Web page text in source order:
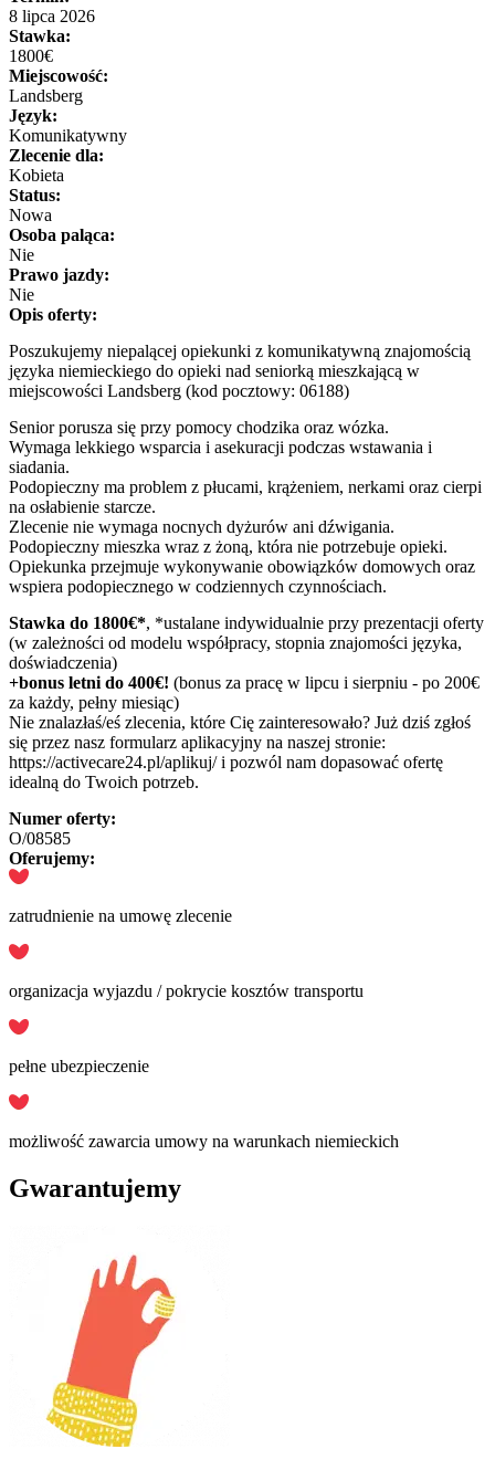
8 lipca 2026
Stawka:
1800€
Miejscowość:
Landsberg
Język:
Komunikatywny
Zlecenie dla:
Kobieta
Status:
Nowa
Osoba paląca:
Nie
Prawo jazdy:
Nie
Opis oferty:
Poszukujemy niepalącej opiekunki z komunikatywną znajomością
języka niemieckiego do opieki nad seniorką mieszkającą w
miejscowości Landsberg (kod pocztowy: 06188)
Senior porusza się przy pomocy chodzika oraz wózka.
Wymaga lekkiego wsparcia i asekuracji podczas wstawania i
siadania.
Podopieczny ma problem z płucami, krążeniem, nerkami oraz cierpi
na osłabienie starcze.
Zlecenie nie wymaga nocnych dyżurów ani dźwigania.
Podopieczny mieszka wraz z żoną, która nie potrzebuje opieki.
Opiekunka przejmuje wykonywanie obowiązków domowych oraz
wspiera podopiecznego w codziennych czynnościach.
Stawka do 1800€*, *ustalane indywidualnie przy prezentacji oferty
(w zależności od modelu współpracy, stopnia znajomości języka,
doświadczenia)
+bonus letni do 400€! (bonus za pracę w lipcu i sierpniu - po 200€
za każdy, pełny miesiąc)
Nie znalazłaś/eś zlecenia, które Cię zainteresowało? Już dziś zgłoś
się przez nasz formularz aplikacyjny na naszej stronie:
https://activecare24.pl/aplikuj/ i pozwól nam dopasować ofertę
idealną do Twoich potrzeb.
Numer oferty:
O/08585
Oferujemy:
zatrudnienie na umowę zlecenie
organizacja wyjazdu / pokrycie kosztów transportu
pełne ubezpieczenie
możliwość zawarcia umowy na warunkach niemieckich
Gwarantujemy